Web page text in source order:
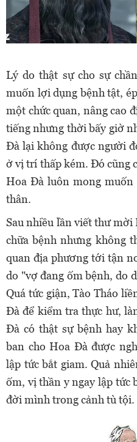
Lý do thật sự cho sự
muốn lợi dụng bệnh tật,
một chức quan, nâng cao
tiếng nhưng thời bấy giờ
Đà lại không được người
ở vị trí thấp kém. Đó cũng
Hoa Đà luôn mong muốn
thân.
Sau nhiều lần viết thư
chữa bệnh nhưng không
quan địa phương tới tận
do "vợ đang ốm bệnh, do
Quá tức giận, Tào Tháo
Đà để kiểm tra thực hư,
Đà có thật sự bệnh hay
ban cho Hoa Đà được
lập tức bắt giam. Quả
ốm, vị thần y ngay lập tức
đời mình trong cảnh tù tội.